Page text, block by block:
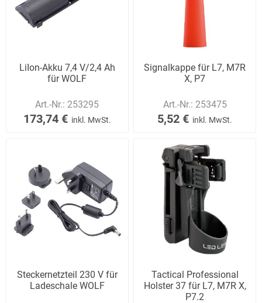
LiIon-Akku 7,4 V/2,4 Ah
für WOLF
Art.-Nr.: 253295
173,74 € inkl. MwSt.
Signalkappe für L7, M7R
X, P7
Art.-Nr.: 253475
5,52 € inkl. MwSt.
Steckernetzteil 230 V für
Ladeschale WOLF
Tactical Professional
Holster 37 für L7, M7R X,
P7.2